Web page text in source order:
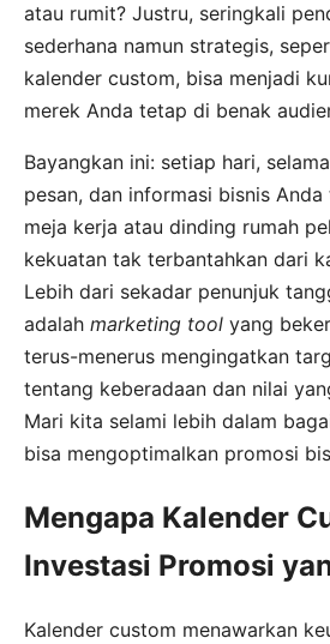
atau rumit? Justru, seringkali
sederhana namun strategis,
kalender custom, bisa menjadi
merek Anda tetap di benak
Bayangkan ini: setiap hari,
pesan, dan informasi bisnis
meja kerja atau dinding rumah
kekuatan tak terbantahkan dari
Lebih dari sekadar penunjuk
adalah marketing tool yang
terus-menerus mengingatkan
tentang keberadaan dan nilai
Mari kita selami lebih dalam
bisa mengoptimalkan promosi
Mengapa Kalender
Investasi Promosi
Kalender custom menawarkan